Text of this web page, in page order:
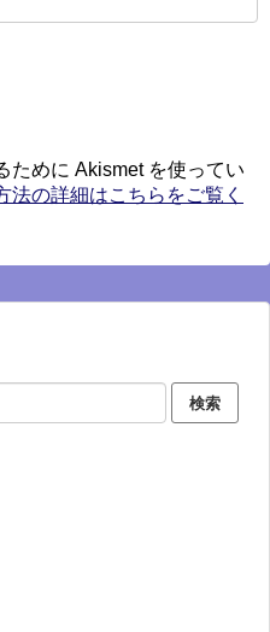
ために Akismet を使ってい
法の詳細はこちらをご覧く